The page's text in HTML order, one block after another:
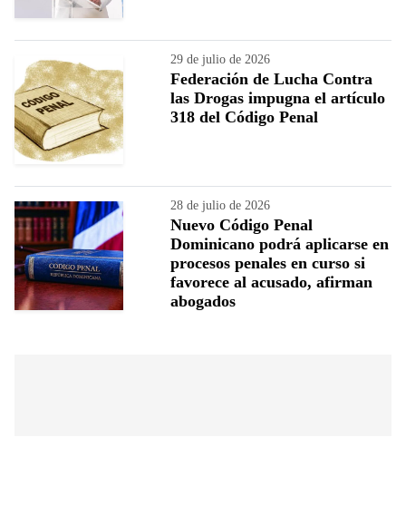
29 de julio de 2026
Federación de Lucha Contra
las Drogas impugna el artículo
318 del Código Penal
28 de julio de 2026
Nuevo Código Penal
Dominicano podrá aplicarse en
procesos penales en curso si
favorece al acusado, afirman
abogados